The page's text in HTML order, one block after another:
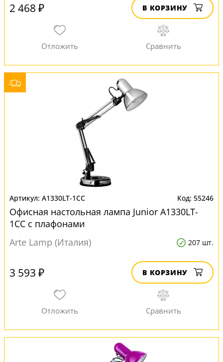
2 468 ₽ В КОРЗИНУ
A1330LT-1CC 55246
Офисная настольная лампа Junior A1330LT-
1CC с плафонами
Arte Lamp (Италия)
207 шт.
3 593 ₽ В КОРЗИНУ